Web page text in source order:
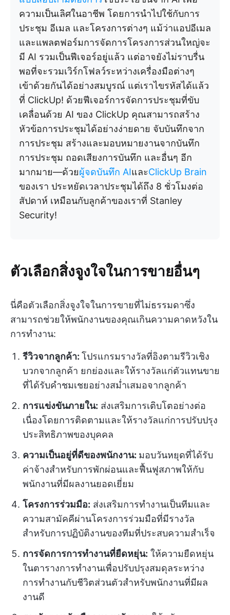
ความเป็นเลิศในอาชีพ โดยการนำไปใช้กับการ
ประชุม อีเมล และโครงการต่างๆ แม้ว่าแอปอีเมล
และแพลตฟอร์มการจัดการโครงการส่วนใหญ่จะ
มี AI รวมเป็นฟีเจอร์อยู่แล้ว แต่อาจยังไม่ราบรื่น
พอที่จะรวมเวิร์กโฟลว์ระหว่างเครื่องมือต่างๆ
เข้าด้วยกันได้อย่างสมบูรณ์ แต่เราไขรหัสได้แล้ว
ที่ ClickUp! ด้วยฟีเจอร์การจัดการประชุมที่ขับ
เคลื่อนด้วย AI ของ ClickUp คุณสามารถสร้าง
หัวข้อการประชุมได้อย่างง่ายดาย จับบันทึกจาก
การประชุม สร้างและมอบหมายงานจากบันทึก
การประชุม ถอดเสียงการบันทึก และอื่นๆ อีก
มากมาย—ด้วยผู้จดบันทึก AIและClickUp Brain
ของเรา ประหยัดเวลาประชุมได้ถึง 8 ชั่วโมงต่อ
สัปดาห์ เหมือนกับลูกค้าของเราที่ Stanley
Security!
ตัวเลือกสิ่งจูงใจในการขายอื่นๆ
นี่คือตัวเลือกสิ่งจูงใจในการขายที่ไม่ธรรมดาซึ่ง
สามารถช่วยให้พนักงานของคุณเกินความคาดหวังใน
การทำงาน:
รีวิวจากลูกค้า: โปรแกรมรางวัลที่อิงตามรีวิวเชิง
บวกจากลูกค้า ยกย่องและให้รางวัลแก่ตัวแทนขาย
ที่ได้รับคำชมเชยอย่างสม่ำเสมอจากลูกค้า
การแข่งขันภายใน: ส่งเสริมการเติบโตอย่างต่อ
เนื่องโดยการติดตามและให้รางวัลแก่การปรับปรุง
ประสิทธิภาพของบุคคล
ความเป็นอยู่ที่ดีของพนักงาน: มอบวันหยุดที่ได้รับ
ค่าจ้างสำหรับการพักผ่อนและฟื้นฟูสภาพให้กับ
พนักงานที่มีผลงานยอดเยี่ยม
โครงการร่วมมือ: ส่งเสริมการทำงานเป็นทีมและ
ความสามัคคีผ่านโครงการร่วมมือที่มีรางวัล
สำหรับการปฏิบัติงานของทีมที่ประสบความสำเร็จ
การจัดการการทำงานที่ยืดหยุ่น: ให้ความยืดหยุ่น
ในตารางการทำงานเพื่อปรับปรุงสมดุลระหว่าง
การทำงานกับชีวิตส่วนตัวสำหรับพนักงานที่มีผล
งานดี